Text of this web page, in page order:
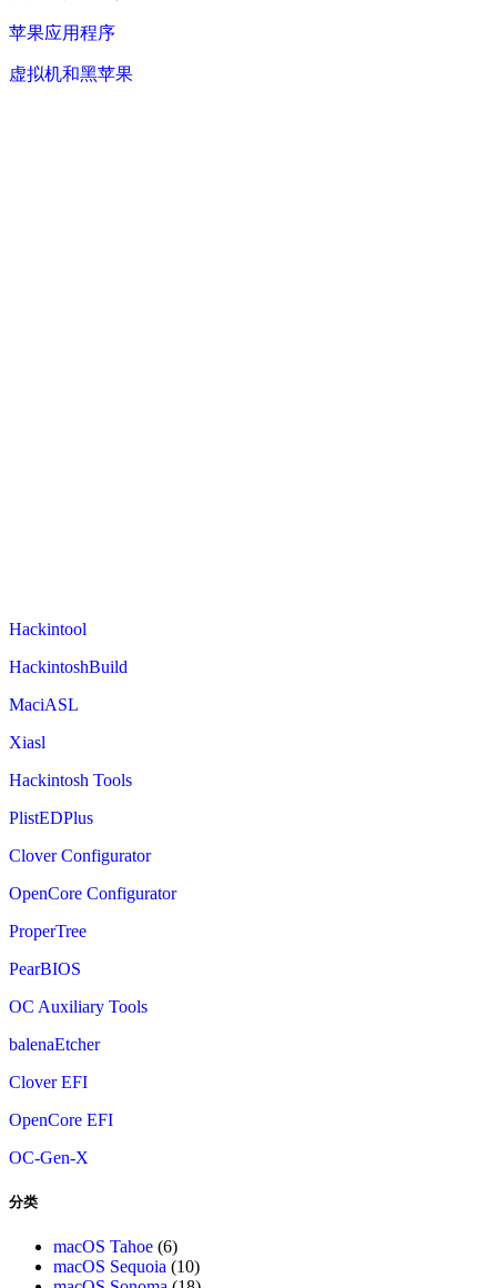
苹果应用程序
虚拟机和黑苹果
Hackintool
HackintoshBuild
MaciASL
Xiasl
Hackintosh Tools
PlistEDPlus
Clover Configurator
OpenCore Configurator
ProperTree
PearBIOS
OC Auxiliary Tools
balenaEtcher
Clover EFI
OpenCore EFI
OC-Gen-X
分类
macOS Tahoe (6)
macOS Sequoia (10)